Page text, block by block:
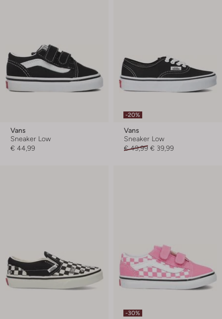
Vans
Sneaker Low
€ 44,99
-20%
Vans
Sneaker Low
€ 49,99 € 39,99
-30%